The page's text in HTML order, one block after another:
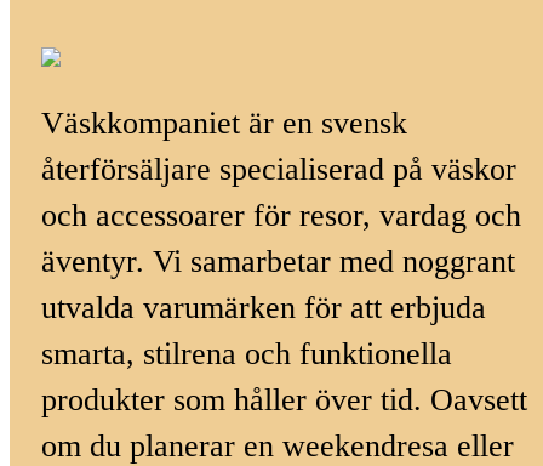
Väskkompaniet är en svensk
återförsäljare specialiserad på väskor
och accessoarer för resor, vardag och
äventyr. Vi samarbetar med noggrant
utvalda varumärken för att erbjuda
smarta, stilrena och funktionella
produkter som håller över tid. Oavsett
om du planerar en weekendresa eller